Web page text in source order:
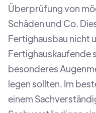
Überprüfung von
Schäden und Co.
Fertighausbau nicht
Fertighauskaufende
besonderes
legen sollten. Im
einem